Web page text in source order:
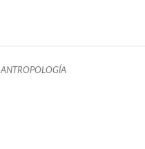
ANTROPOLOGÍA